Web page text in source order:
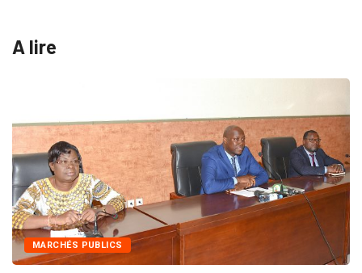
A lire
INTÉGRATION RÉGIONALE